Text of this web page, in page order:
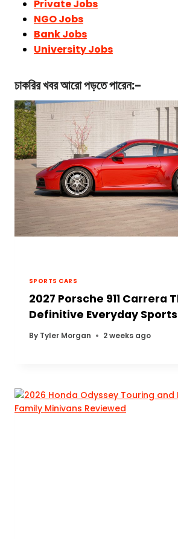
Private Jobs
NGO Jobs
Bank Jobs
University Jobs
চাকরির খবর আরো পড়তে পারেন:-
SPORTS CARS
2027 Porsche 911 Carrera
Definitive Everyday
By Tyler Morgan 2 weeks ago